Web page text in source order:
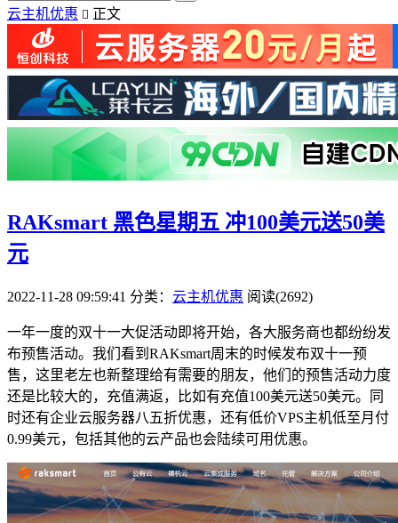
云主机优惠  正文
RAKsmart 黑色星期五 冲100美元送50美
元
2022-11-28 09:59:41 分类： 云主机优惠 阅读(2692)
一年一度的双十一大促活动即将开始，各大服务商也都纷纷发
布预售活动。我们看到RAKsmart周末的时候发布双十一预
售，这里老左也新整理给有需要的朋友，他们的预售活动力度
还是比较大的，充值满返，比如有充值100美元送50美元。同
时还有企业云服务器八五折优惠，还有低价VPS主机低至月付
0.99美元，包括其他的云产品也会陆续可用优惠。